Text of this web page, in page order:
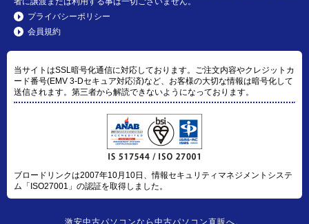
プライバシーポリシー
会員規約
当サイトはSSL暗号化通信に対応しております。ご注文内容やクレジットカ
ード番号(EMV 3-Dセキュア対応済)など、お客様の大切な情報は暗号化して
送信されます。第三者から解読できないようになっております。
ブロードリンクは2007年10月10日、情報セキュリティマネジメントシステ
ム「ISO27001」の認証を取得しました。
激安中古パソコンなら 中古パソコン直販へ。